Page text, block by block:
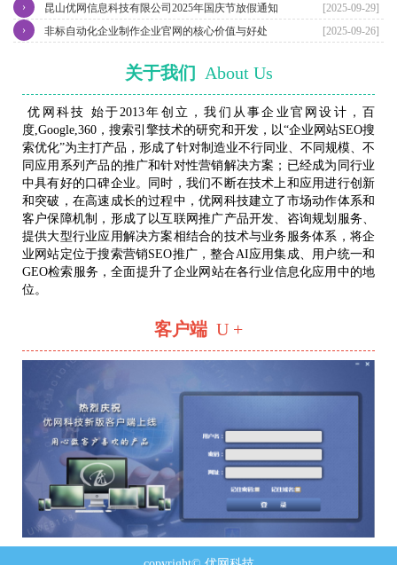
[2025-09-29]
昆山优网信息科技有限公司2025年国庆节放假通知
›
[2025-09-26]
非标自动化企业制作企业官网的核心价值与好处
›
关于我们 About Us
优网科技 始于2013年创立，我们从事企业官网设计，百
度,Google,360，搜索引擎技术的研究和开发，以“企业网站SEO搜
索优化”为主打产品，形成了针对制造业不行同业、不同规模、不
同应用系列产品的推广和针对性营销解决方案；已经成为同行业
中具有好的口碑企业。同时，我们不断在技术上和应用进行创新
和突破，在高速成长的过程中，优网科技建立了市场动作体系和
客户保障机制，形成了以互联网推广产品开发、咨询规划服务、
提供大型行业应用解决方案相结合的技术与业务服务体系，将企
业网站定位于搜索营销SEO推广，整合AI应用集成、用户统一和
GEO检索服务，全面提升了企业网站在各行业信息化应用中的地
位。
客户端 U +